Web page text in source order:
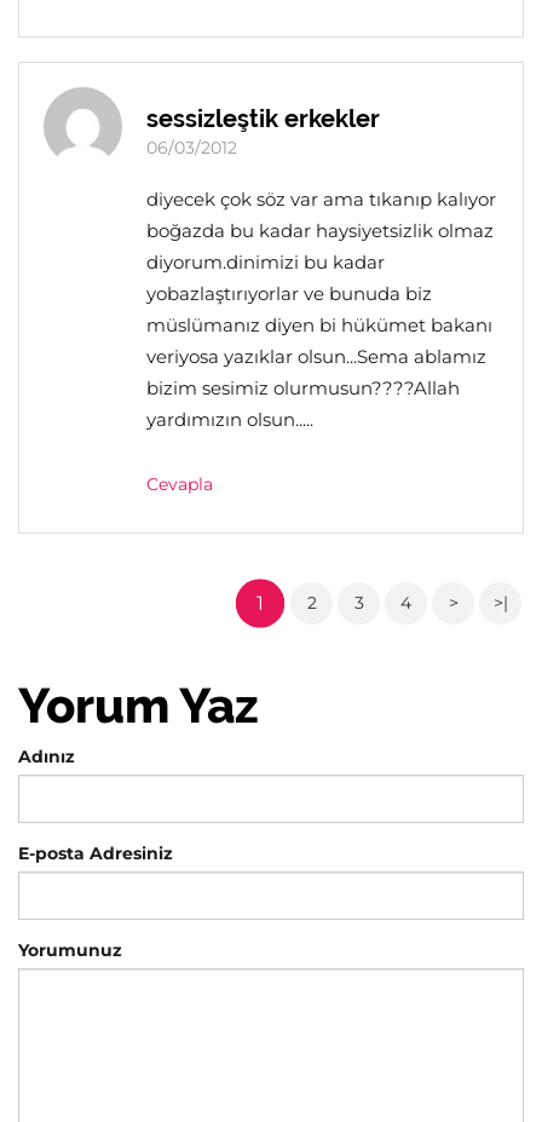
sessizleştik erkekler
06/03/2012
diyecek çok söz var ama tıkanıp kalıyor
boğazda bu kadar haysiyetsizlik olmaz
diyorum.dinimizi bu kadar
yobazlaştırıyorlar ve bunuda biz
müslümanız diyen bi hükümet bakanı
veriyosa yazıklar olsun...Sema ablamız
bizim sesimiz olurmusun????Allah
yardımızın olsun.....
Cevapla
1 2 3 4 > >|
Yorum Yaz
Adınız
E-posta Adresiniz
Yorumunuz